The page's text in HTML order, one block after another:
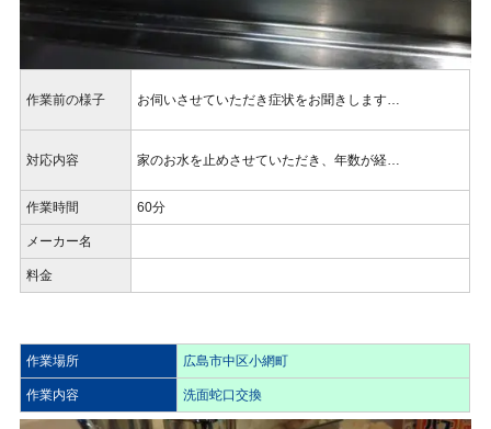
作業前の様子 お伺いさせていただき症状をお聞きします…
対応内容 家のお水を止めさせていただき、年数が経…
作業時間 60分
メーカー名
料金
作業場所 広島市中区小網町
作業内容 洗面蛇口交換